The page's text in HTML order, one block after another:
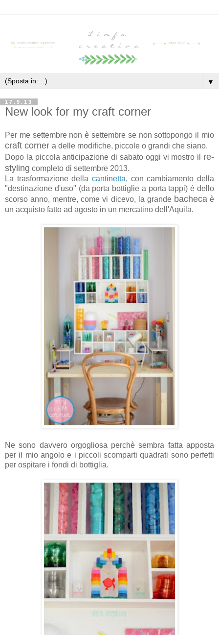
▼
17.9.13
New look for my craft corner
Per me settembre non è settembre se non sottopongo il mio
craft corner a delle modifiche, piccole o grandi che siano.
Dopo la piccola anticipazione di sabato oggi vi mostro il re-
styling completo di settembre 2013.
La trasformazione della cantinetta, con cambiamento della
"destinazione d'uso" (da porta bottiglie a porta tappi) è dello
scorso anno, mentre, come vi dicevo, la grande bacheca è
un acquisto fatto ad agosto in un mercatino dell'Aquila.
Ne sono davvero orgogliosa perchè sembra fatta apposta
per il mio angolo e i piccoli scomparti quadrati sono perfetti
per ospitare i fondi di bottiglia.